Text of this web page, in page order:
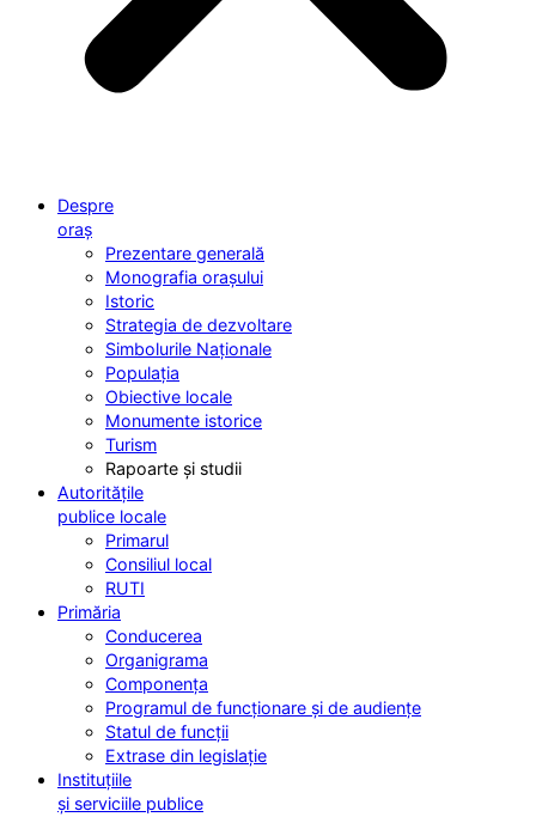
Despre
oraș
Prezentare generală
Monografia orașului
Istoric
Strategia de dezvoltare
Simbolurile Naționale
Populația
Obiective locale
Monumente istorice
Turism
Rapoarte și studii
Autoritățile
publice locale
Primarul
Consiliul local
RUTI
Primăria
Conducerea
Organigrama
Componența
Programul de funcționare și de audiențe
Statul de funcții
Extrase din legislație
Instituțiile
și serviciile publice